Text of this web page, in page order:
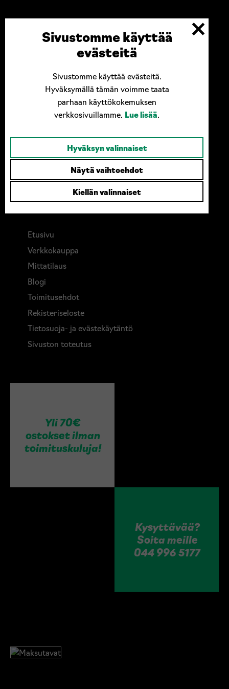
Ota yhteyttä
Case77 / MusterTek Oy
044 996 5177
info@case77.fi
Linkit
Etusivu
Toimitusehdot
Verkkokauppa
Rekisteriseloste
Mittatilaus
Tietosuoja- ja evästekäytäntö
Blogi
Sivuston toteutus
Yli 70€
ostokset ilman
toimituskuluja!
Kysyttävää?
Soita meille
044 996 5177
Sivustomme käyttää
evästeitä
Sivustomme käyttää evästeitä.
Hyväksymällä tämän voimme taata
parhaan käyttökokemuksen
verkkosivuillamme. Lue lisää.
Hyväksyn valinnaiset
Näytä vaihtoehdot
Kiellän valinnaiset